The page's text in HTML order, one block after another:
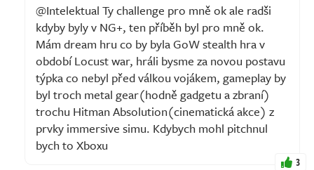
@Intelektual Ty challenge pro mně ok ale radši
kdyby byly v NG+, ten příběh byl pro mně ok.
Mám dream hru co by byla GoW stealth hra v
období Locust war, hráli bysme za novou postavu
týpka co nebyl před válkou vojákem, gameplay by
byl troch metal gear(hodně gadgetu a zbraní)
trochu Hitman Absolution(cinematická akce) z
prvky immersive simu. Kdybych mohl pitchnul
bych to Xboxu
3